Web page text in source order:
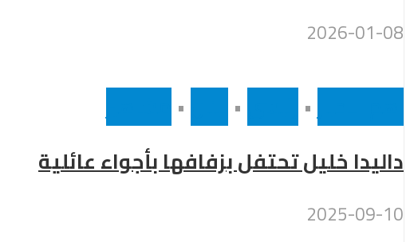
2026-01-08
•
•
•
داليدا خليل تحتفل بزفافها بأجواء عائلية
2025-09-10